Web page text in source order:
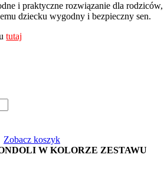
i praktyczne rozwiązanie dla rodziców,
dziecku wygodny i bezpieczny sen.
tutaj
Zobacz koszyk
W KOLORZE ZESTAWU